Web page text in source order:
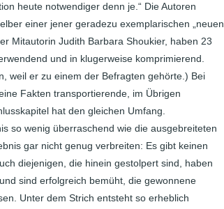
heute notwendiger denn je.“ Die Autoren
einer jener geradezu exemplarischen „neuen
Mitautorin Judith Barbara Shoukier, haben 23
und in klugerweise komprimierend.
weil er zu einem der Befragten gehörte.) Bei
Fakten transportierende, im Übrigen
hat den gleichen Umfang.
so wenig überraschend wie die ausgebreiteten
gar nicht genug verbreiten: Es gibt keinen
diejenigen, die hinein gestolpert sind, haben
sind erfolgreich bemüht, die gewonnene
Unter dem Strich entsteht so erheblich